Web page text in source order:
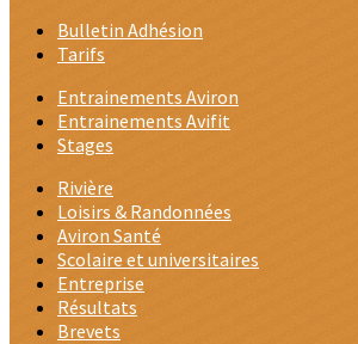
Bulletin Adhésion
Tarifs
Entrainements Aviron
Entrainements Avifit
Stages
Rivière
Loisirs & Randonnées
Aviron Santé
Scolaire et universitaires
Entreprise
Résultats
Brevets